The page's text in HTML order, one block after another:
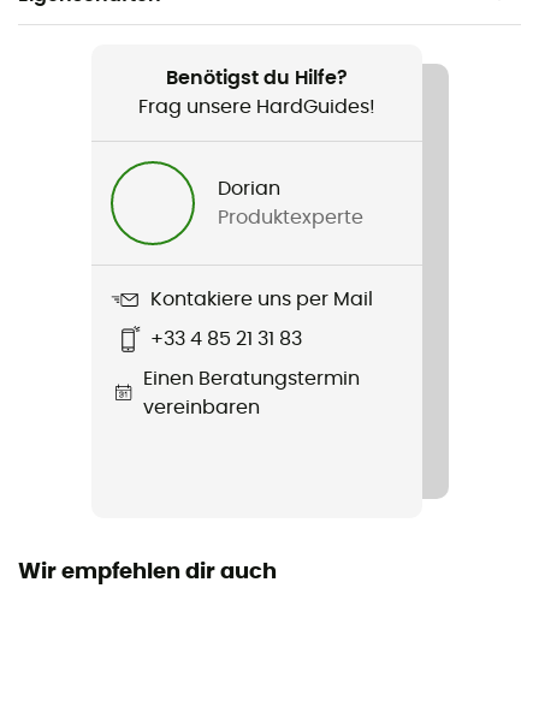
Tromso Jacket
Technologien
Label
Benötigst du Hilfe?
Frag unsere HardGuides!
Dorian
Produktexperte
Kontakiere uns per Mail
+33 4 85 21 31 83
Einen Beratungstermin
vereinbaren
Wir empfehlen dir auch